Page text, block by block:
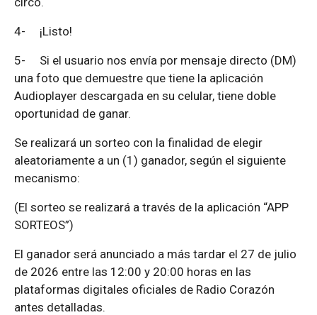
4- ¡Listo!
5- Si el usuario nos envía por mensaje directo (DM)
una foto que demuestre que tiene la aplicación
Audioplayer descargada en su celular, tiene doble
oportunidad de ganar.
Se realizará un sorteo con la finalidad de elegir
aleatoriamente a un (1) ganador, según el siguiente
mecanismo:
(El sorteo se realizará a través de la aplicación “APP
SORTEOS”)
El ganador será anunciado a más tardar el 27 de julio
de 2026 entre las 12:00 y 20:00 horas en las
plataformas digitales oficiales de Radio Corazón
antes detalladas.